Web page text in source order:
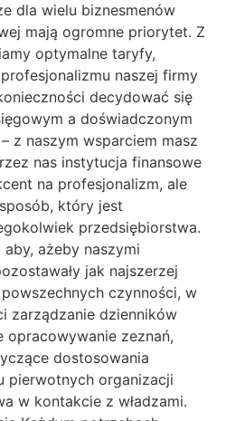
dla wielu biznesmenów
mają ogromne priorytet. Z
optymalne taryfy,
naszej firmy
decydować się
a doświadczonym
z naszym wsparciem masz
nas instytucja finansowe
na profesjonalizm, ale
który jest
przedsiębiorstwa.
ażeby naszymi
jak najszerzej
czynności, w
zarządzanie dzienników
zeznań,
dostosowania
pierwotnych organizacji
w kontakcie z władzami.